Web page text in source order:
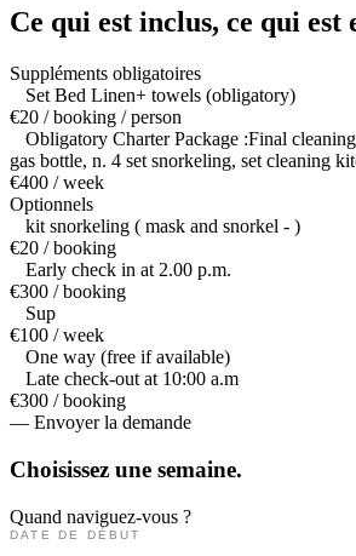
Ce qui est inclus, ce qui est
Suppléments obligatoires
Set Bed Linen+ towels (obligatory)
€20 / booking / person
Obligatory Charter Package :Final
gas bottle, n. 4 set snorkeling, set cleaning
€400 / week
Optionnels
kit snorkeling ( mask and snorkel - )
€20 / booking
Early check in at 2.00 p.m.
€300 / booking
Sup
€100 / week
One way (free if available)
Late check-out at 10:00 a.m
€300 / booking
— Envoyer la demande
Choisissez une semaine.
Quand naviguez-vous ?
DATE DE DÉBUT